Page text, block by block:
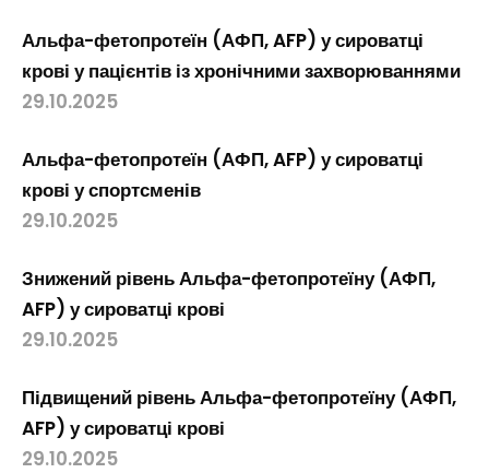
Альфа-фетопротеїн (АФП, AFP) у сироватці
крові у пацієнтів із хронічними захворюваннями
29.10.2025
Альфа-фетопротеїн (АФП, AFP) у сироватці
крові у спортсменів
29.10.2025
Знижений рівень Альфа-фетопротеїну (АФП,
AFP) у сироватці крові
29.10.2025
Підвищений рівень Альфа-фетопротеїну (АФП,
AFP) у сироватці крові
29.10.2025